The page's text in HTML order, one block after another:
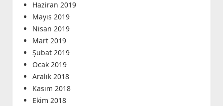
Haziran 2019
Mayıs 2019
Nisan 2019
Mart 2019
Şubat 2019
Ocak 2019
Aralık 2018
Kasım 2018
Ekim 2018